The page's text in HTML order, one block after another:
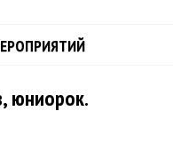
юниорок.